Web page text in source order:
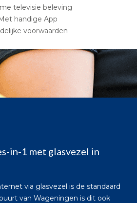
televisie beleving
handige App
voorwaarden
in-1 met glasvezel in
via glasvezel is de standaard
van Wageningen is dit ook